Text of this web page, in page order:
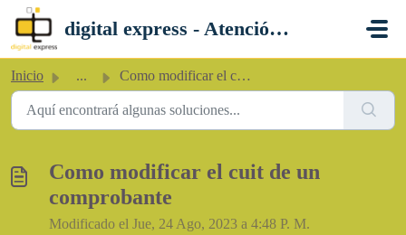
Saltar al contenido principal
digital express - Atención al Cliente
Inicio ... Como modificar el cuit de un comprobante
Como modificar el cuit de un
comprobante
Modificado el Jue, 24 Ago, 2023 a 4:48 P. M.